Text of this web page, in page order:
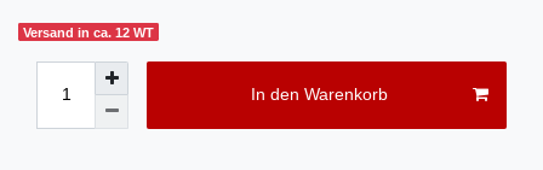
Versand in ca. 12 WT
In den Warenkorb